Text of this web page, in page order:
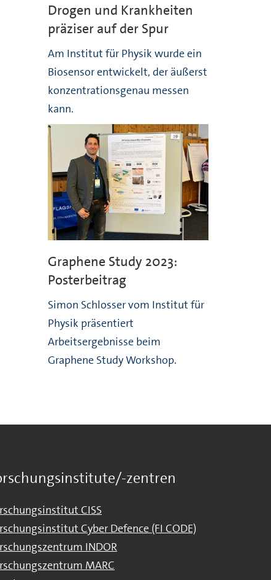
Drogen und Krankheiten
präziser auf der Spur
Am Institut für Physik wurde ein
Biosensor entwickelt, der äußerst
konzentrationsgenau messen
kann.
Graphene Study 2023:
Posterbeitrag
Simon Schlosser vom Institut für
Physik präsentiert
Arbeitsergebnisse beim
Graphene Study Workshop.
zentren
CISS
Cyber Defence (FI CODE)
INDOR
MARC